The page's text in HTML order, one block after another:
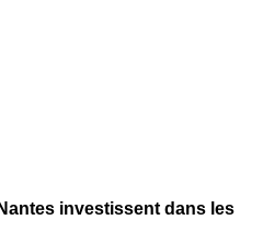
investissent dans les